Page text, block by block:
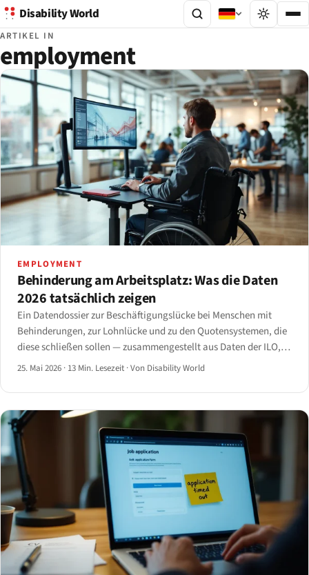
Disability World
ARTIKEL IN
employment
EMPLOYMENT
Behinderung am Arbeitsplatz: Was die Daten
2026 tatsächlich zeigen
Ein Datendossier zur Beschäftigungslücke bei Menschen mit
Behinderungen, zur Lohnlücke und zu den Quotensystemen, die
diese schließen sollen — zusammengestellt aus Daten der ILO,
WHO, Eurostat, US BLS, OECD und JAN, mit vollständigen
25. Mai 2026 · 13 Min. Lesezeit ·Von Disability World